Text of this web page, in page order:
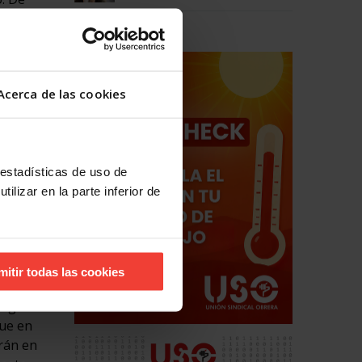
de las cookies
de uso de
en la parte inferior de
todas las cookies
en
a
La
Ley
la
en la
en
en